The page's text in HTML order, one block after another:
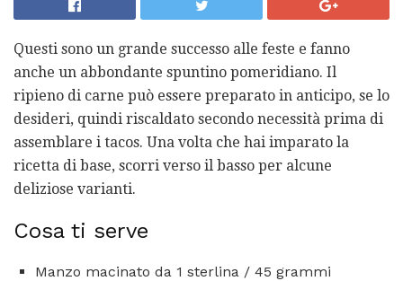
Questi sono un grande successo alle feste e fanno
anche un abbondante spuntino pomeridiano. Il
ripieno di carne può essere preparato in anticipo, se lo
desideri, quindi riscaldato secondo necessità prima di
assemblare i tacos. Una volta che hai imparato la
ricetta di base, scorri verso il basso per alcune
deliziose varianti.
Cosa ti serve
Manzo macinato da 1 sterlina / 45 grammi